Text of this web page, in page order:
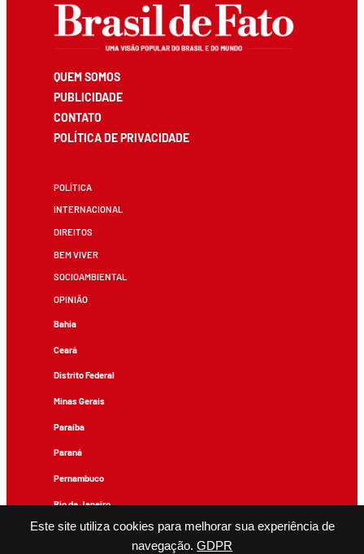
Este site utiliza cookies para melhorar sua experiência de
navegação. GDPR
QUEM SOMOS
PUBLICIDADE
CONTATO
POLÍTICA DE PRIVACIDADE
POLÍTICA
INTERNACIONAL
DIREITOS
BEM VIVER
SOCIOAMBIENTAL
OPINIÃO
Bahia
Ceará
Distrito Federal
Minas Gerais
Paraíba
Paraná
Pernambuco
Rio de Janeiro
Rio Grande do Sul